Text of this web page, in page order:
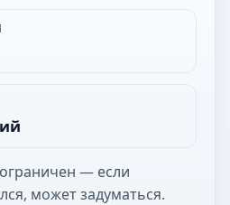
— если
может задуматься.